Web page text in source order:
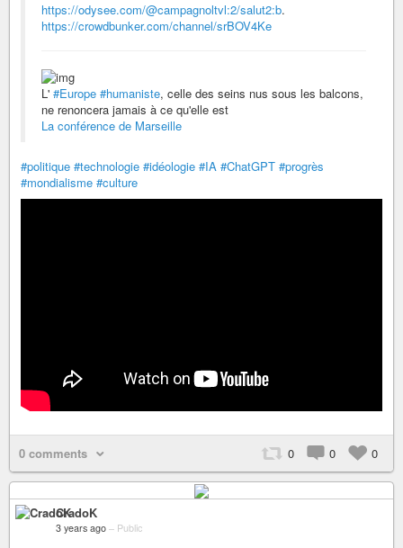
https://odysee.com/@campagnoltvl:2/salut2:b.
https://crowdbunker.com/channel/srBOV4Ke
L' #Europe #humaniste, celle des seins nus sous les balcons,
ne renoncera jamais à ce qu'elle est
La conférence de Marseille
#politique #technologie #idéologie #IA #ChatGPT #progrès
#mondialisme #culture
0 comments 0 0 0
CradoK
3 years ago – Public